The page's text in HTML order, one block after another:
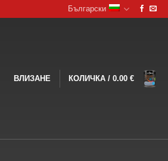
Български
ВЛИЗАНЕ КОЛИЧКА / 0.00 €